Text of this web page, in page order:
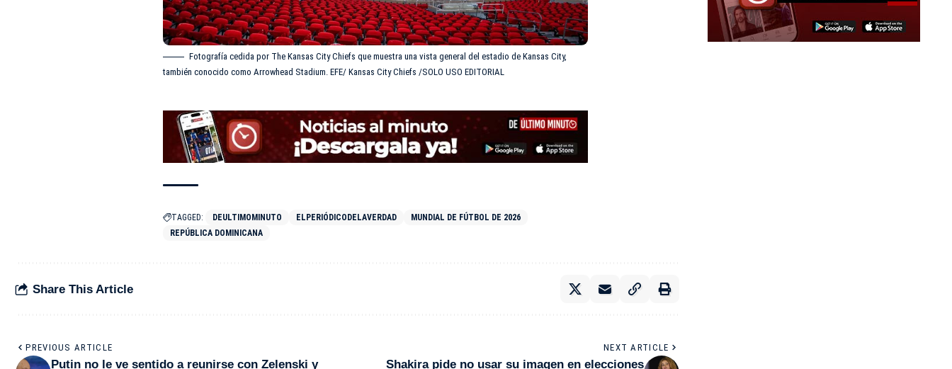
Fotografía cedida por The Kansas City Chiefs que muestra una vista general del estadio de Kansas City,
también conocido como Arrowhead Stadium. EFE/ Kansas City Chiefs /SOLO USO EDITORIAL
TAGGED: DEULTIMOMINUTO ELPERIÓDICODELAVERDAD
MUNDIAL DE FÚTBOL DE 2026
REPÚBLICA DOMINICANA
Share This Article
PREVIOUS ARTICLE
Putin no le ve sentido a reunirse con Zelenski y
NEXT ARTICLE
Shakira pide no usar su imagen en elecciones